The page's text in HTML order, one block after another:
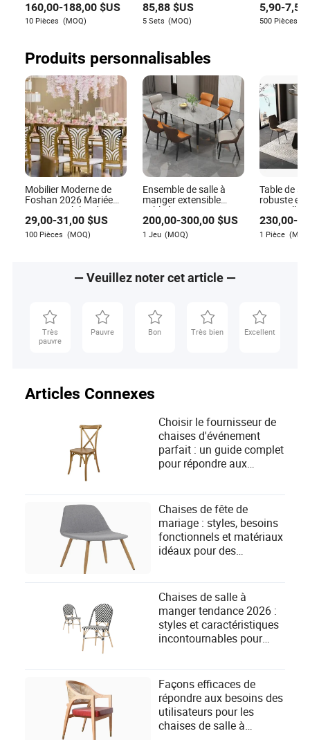
chaises
160,00-188,00 $US
10 Pièces (MOQ)
chaises de patio pour
projet
85,88$US
5 Sets (MOQ)
plastique
ensemble
5,90-7,50
500 Pièces
Produits personnalisables
Mobilier Moderne de
Foshan 2026 Mariée
Dernier Mobilier de
Cuisine d'Hôtel
Princesse Couronne
Courbée Décoration de
Personnalisées pour
Événements
29,00-31,00 $US
100 Pièces (MOQ)
Ensemble de salle à
manger extensible
Table à manger en
pierre Table de salle à
manger Table ronde
Chaise de salle à
200,00-300,00$US
1 Jeu (MOQ)
Table de
robuste et
un
une longue
230,00-
1 Pièce
— Veuillez noter cet article —
Très
pauvre
Pauvre Bon Très bien Excellent
Articles Connexes
Choisir le fournisseur de
chaises d'événement
parfait : un guide complet
pour répondre aux
Chaises de fête de
mariage : styles, besoins
fonctionnels et matériaux
idéaux pour des
Chaises de salle à
manger tendance 2026 :
styles et caractéristiques
incontournables pour
Façons efficaces de
répondre aux besoins des
utilisateurs pour les
chaises de salle à